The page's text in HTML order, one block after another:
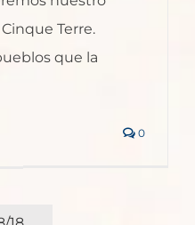
Terre.
que la
0